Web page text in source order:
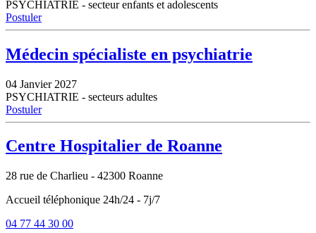
PSYCHIATRIE - secteur enfants et adolescents
Postuler
Médecin spécialiste en psychiatrie
04 Janvier 2027
PSYCHIATRIE - secteurs adultes
Postuler
Centre Hospitalier de Roanne
28 rue de Charlieu - 42300 Roanne
Accueil téléphonique 24h/24 - 7j/7
04 77 44 30 00